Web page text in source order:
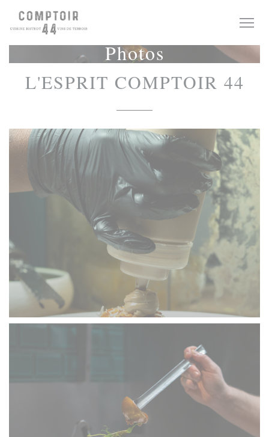
Personnalisation de vos choix en matière de cookies
Photos
L'ESPRIT COMPTOIR 44